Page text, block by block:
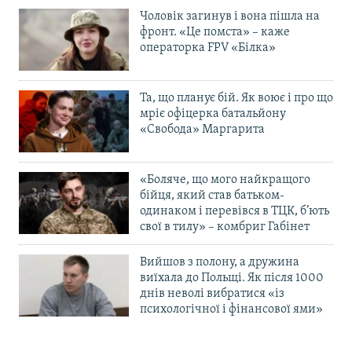
Чоловік загинув і вона пішла на
фронт. «Це помста» – каже
операторка FPV «Білка»
Та, що планує бій. Як воює і про що
мріє офіцерка батальйону
«Свобода» Маргарита
«Боляче, що мого найкращого
бійця, який став батьком-
одинаком і перевівся в ТЦК, б’ють
свої в тилу» – комбриг Габінет
Вийшов з полону, а дружина
виїхала до Польщі. Як після 1000
днів неволі вибратися «із
психологічної і фінансової ями»